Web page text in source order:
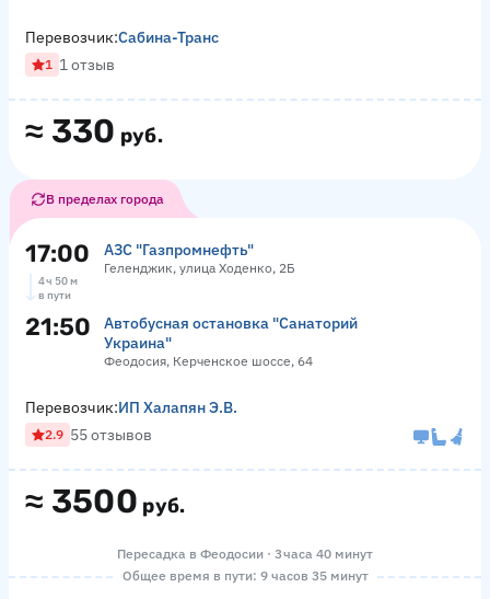
≈ 330 руб.
Перевозчик:Сабина-Транс
1 1 отзыв
В пределах города
17:00 АЗС "Газпромнефть"
Геленджик, улица Ходенко, 2Б
4 ч 50 м
в пути
21:50
Автобусная остановка "Санаторий
Украина"
Феодосия, Керченское шоссе, 64
≈ 3500 руб.
Перевозчик:ИП Халапян Э.В.
2.9 55 отзывов
Пересадка в Феодосии · 3 часа 40 минут
Общее время в пути: 9 часов 35 минут